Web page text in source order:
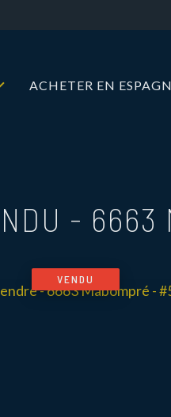
ACHETER EN
- 6663
VENDU